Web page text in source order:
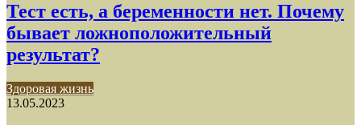
Тест есть, а беременности нет. Почему
бывает ложноположительный
результат?
Здоровая жизнь
13.05.2023